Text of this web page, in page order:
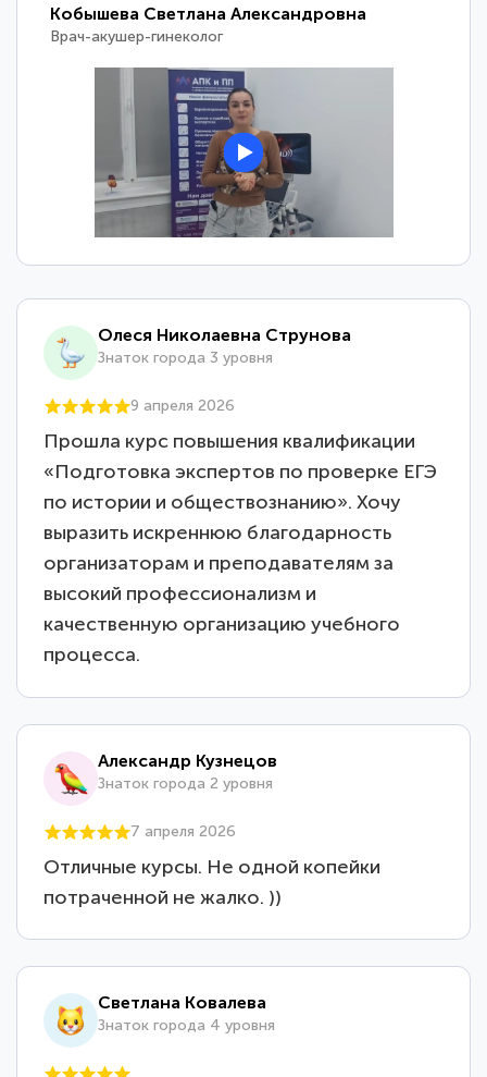
Кобышева Светлана Александровна
Врач-акушер-гинеколог
Олеся Николаевна Струнова
Знаток города 3 уровня
9 апреля 2026
Прошла курс повышения квалификации
«Подготовка экспертов по проверке ЕГЭ
по истории и обществознанию». Хочу
выразить искреннюю благодарность
организаторам и преподавателям за
высокий профессионализм и
качественную организацию учебного
процесса.
Александр Кузнецов
Знаток города 2 уровня
7 апреля 2026
Отличные курсы. Не одной копейки
потраченной не жалко. ))
Светлана Ковалева
Знаток города 4 уровня